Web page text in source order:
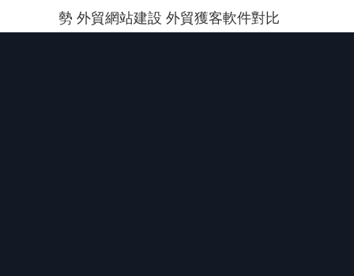
勢 外貿網站建設 外貿獲客軟件對比